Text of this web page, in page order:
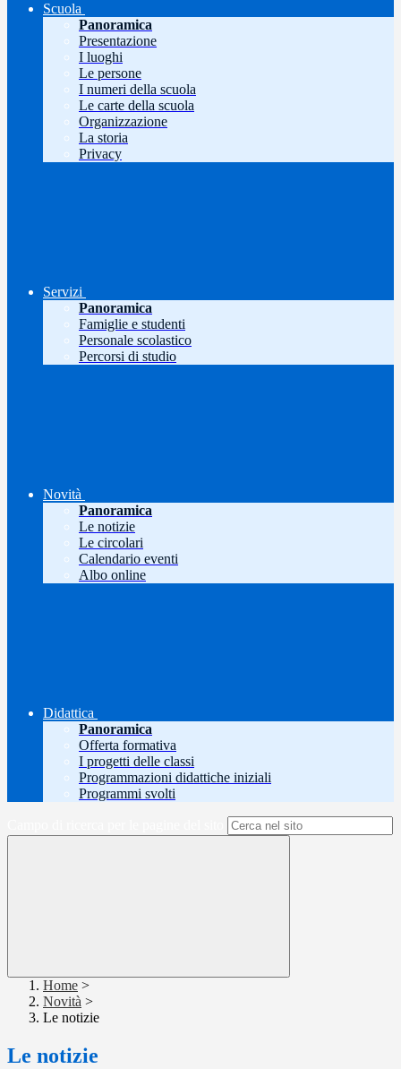
Scuola
Panoramica
Presentazione
I luoghi
Le persone
I numeri della scuola
Le carte della scuola
Organizzazione
La storia
Privacy
Servizi
Panoramica
Famiglie e studenti
Personale scolastico
Percorsi di studio
Novità
Panoramica
Le notizie
Le circolari
Calendario eventi
Albo online
Didattica
Panoramica
Offerta formativa
I progetti delle classi
Programmazioni didattiche iniziali
Programmi svolti
Home >
Novità >
Le notizie
Le notizie